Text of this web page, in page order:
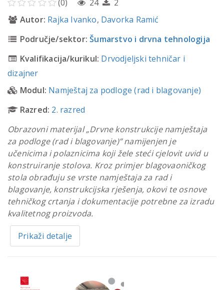
(0) 24
2
Autor: Rajka Ivanko, Davorka Ramić
Područje/sektor: Šumarstvo i drvna tehnologija
Kvalifikacija/kurikul: Drvodjeljski tehničar i
dizajner
Modul: Namještaj za podloge (rad i blagovanje)
Razred: 2. razred
Obrazovni materijal „Drvne konstrukcije namještaja
za podloge (rad i blagovanje)” namijenjen je
učenicima i polaznicima koji žele steći cjelovit uvid u
konstruiranje stolova. Kroz primjer blagovaoničkog
stola obrađuju se vrste namještaja za rad i
blagovanje, konstrukcijska rješenja, okovi te osnove
tehničkog crtanja i dokumentacije potrebne za izradu
kvalitetnog proizvoda.
Prikaži detalje